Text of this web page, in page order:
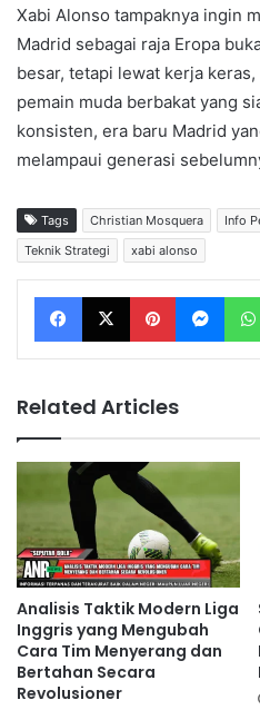
Xabi Alonso tampaknya ingin
Madrid sebagai raja Eropa
besar, tetapi lewat kerja
pemain muda berbakat yang
konsisten, era baru Madrid
melampaui generasi
Tags Christian Mosquera Info
Teknik Strategi
xabi alonso
Facebook X Pinterest Messenger
Related Articles
Analisis Taktik Modern Liga
Inggris yang Mengubah
Cara Tim Menyerang dan
Bertahan Secara
Revolusioner